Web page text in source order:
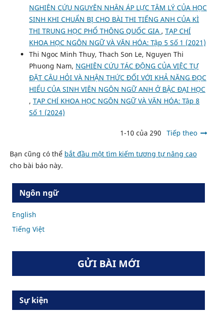
NGHIÊN CỨU NGUYÊN NHÂN ÁP LỰC TÂM LÝ CỦA HỌC
SINH KHI CHUẨN BỊ CHO BÀI THI TIẾNG ANH CỦA KÌ
THI TRUNG HỌC PHỔ THÔNG QUỐC GIA , TẠP CHÍ
KHOA HỌC NGÔN NGỮ VÀ VĂN HÓA: Tập 5 Số 1 (2021)
Thi Ngoc Minh Thuy, Thach Son Le, Nguyen Thi
Phuong Nam, NGHIÊN CỨU TÁC ĐỘNG CỦA VIỆC TỰ
ĐẶT CÂU HỎI VÀ NHẬN THỨC ĐỐI VỚI KHẢ NĂNG ĐỌC
HIỂU CỦA SINH VIÊN NGÔN NGỮ ANH Ở BẬC ĐẠI HỌC
, TẠP CHÍ KHOA HỌC NGÔN NGỮ VÀ VĂN HÓA: Tập 8
Số 1 (2024)
1-10 của 290 Tiếp theo
Bạn cũng có thể bắt đầu một tìm kiếm tương tự nâng cao
cho bài báo này.
Ngôn ngữ
English
Tiếng Việt
GỬI BÀI MỚI
Sự kiện